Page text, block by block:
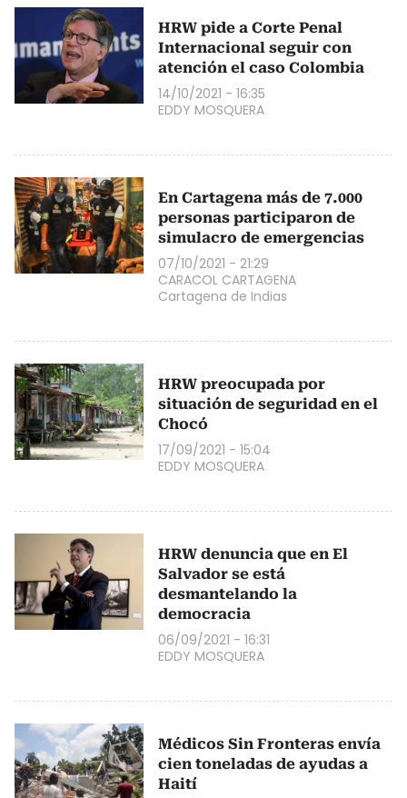
HRW pide a Corte Penal
Internacional seguir con
atención el caso Colombia
14/10/2021 - 16:35
EDDY MOSQUERA
En Cartagena más de 7.000
personas participaron de
simulacro de emergencias
07/10/2021 - 21:29
CARACOL CARTAGENA
Cartagena de Indias
HRW preocupada por
situación de seguridad en el
Chocó
17/09/2021 - 15:04
EDDY MOSQUERA
HRW denuncia que en El
Salvador se está
desmantelando la
democracia
06/09/2021 - 16:31
EDDY MOSQUERA
Médicos Sin Fronteras envía
cien toneladas de ayudas a
Haití